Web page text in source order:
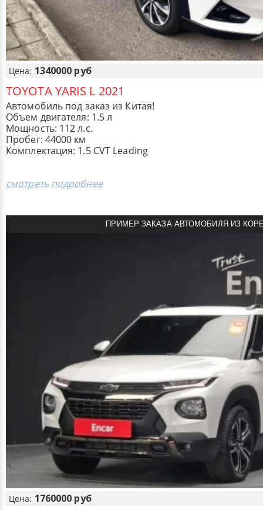
Цена: 1340000 руб
TOYOTA YARIS L 2021
Автомобиль под заказ из Китая!
Объем двигателя: 1.5 л
Мощность: 112 л.с.
Пробег: 44000 км
Комплектация: 1.5 CVT Leading
смотреть подробнее
ПРИМЕР ЗАКАЗА АВТОМОБИЛЯ ИЗ
Цена: 1760000 руб